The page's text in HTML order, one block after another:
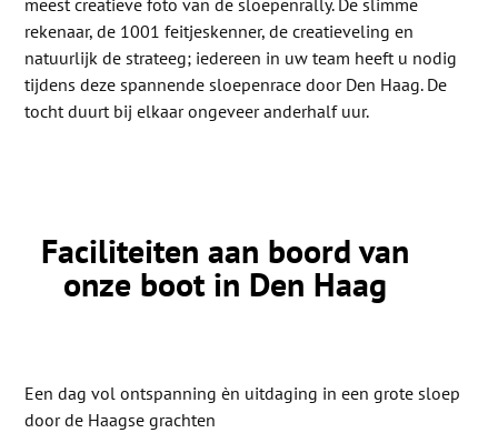
rekenaar, de 1001 feitjeskenner, de creatieveling en
natuurlijk de strateeg; iedereen in uw team heeft u nodig
tijdens deze spannende sloepenrace door Den Haag. De
tocht duurt bij elkaar ongeveer anderhalf uur.
Faciliteiten aan boord van
onze boot in Den Haag
Een dag vol ontspanning èn uitdaging in een grote sloep
door de Haagse grachten